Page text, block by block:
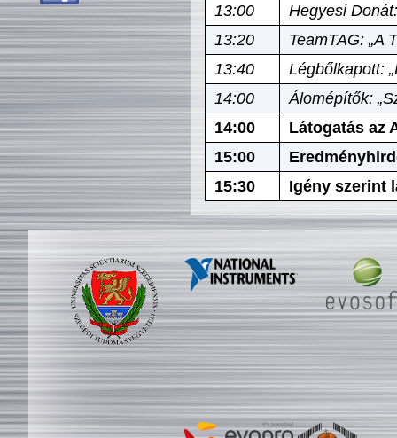
13:00
Hegyesi
13:20
TeamTAG: „A
13:40
Légbőlkapott:
14:00
Álomépítők:
14:00
Látogatás az
15:00
15:30
Igény szerint